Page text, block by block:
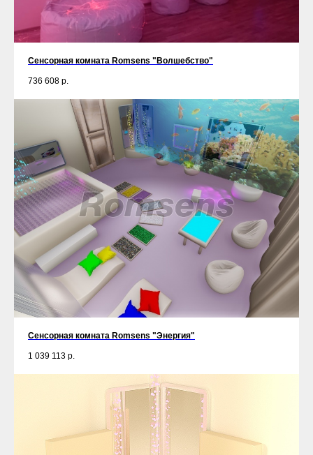
Сенсорная комната Romsens "Волшебство"
736 608 р.
Сенсорная комната Romsens "Энергия"
1 039 113 р.